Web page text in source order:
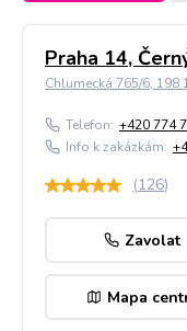
Praha 14,
Chlumecká 765/6, 198
Telefon: +420 774
Info k zakázkám:
(126)
Zavolat
Mapa